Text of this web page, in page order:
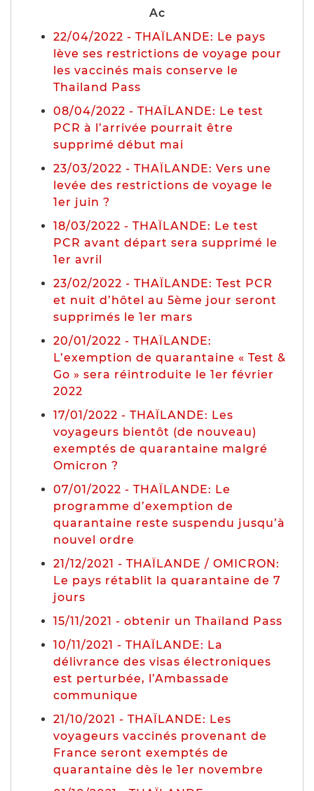
Ac
22/04/2022 - THAÏLANDE: Le pays
lève ses restrictions de voyage pour
les vaccinés mais conserve le
Thailand Pass
08/04/2022 - THAÏLANDE: Le test
PCR à l’arrivée pourrait être
supprimé début mai
23/03/2022 - THAÏLANDE: Vers une
levée des restrictions de voyage le
1er juin ?
18/03/2022 - THAÏLANDE: Le test
PCR avant départ sera supprimé le
1er avril
23/02/2022 - THAÏLANDE: Test PCR
et nuit d’hôtel au 5ème jour seront
supprimés le 1er mars
20/01/2022 - THAÏLANDE:
L’exemption de quarantaine « Test &
Go » sera réintroduite le 1er février
2022
17/01/2022 - THAÏLANDE: Les
voyageurs bientôt (de nouveau)
exemptés de quarantaine malgré
Omicron ?
07/01/2022 - THAÏLANDE: Le
programme d’exemption de
quarantaine reste suspendu jusqu’à
nouvel ordre
21/12/2021 - THAÏLANDE / OMICRON:
Le pays rétablit la quarantaine de 7
jours
15/11/2021 - obtenir un Thaïland Pass
10/11/2021 - THAÏLANDE: La
délivrance des visas électroniques
est perturbée, l’Ambassade
communique
21/10/2021 - THAÏLANDE: Les
voyageurs vaccinés provenant de
France seront exemptés de
quarantaine dès le 1er novembre